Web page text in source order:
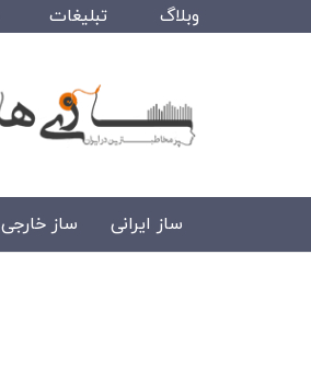
وبلاگ تبلیغات
ساز ایرانی ساز خارجی